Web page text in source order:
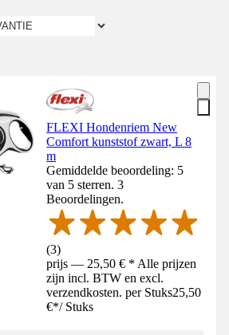
FLEXI Hondenriem New
Comfort kunststof zwart, L 8
m
Gemiddelde beoordeling: 5
van 5 sterren. 3
Beoordelingen.
(3)
prijs — 25,50 € * Alle prijzen
zijn incl. BTW en excl.
verzendkosten. per Stuks25,50
€*/ Stuks